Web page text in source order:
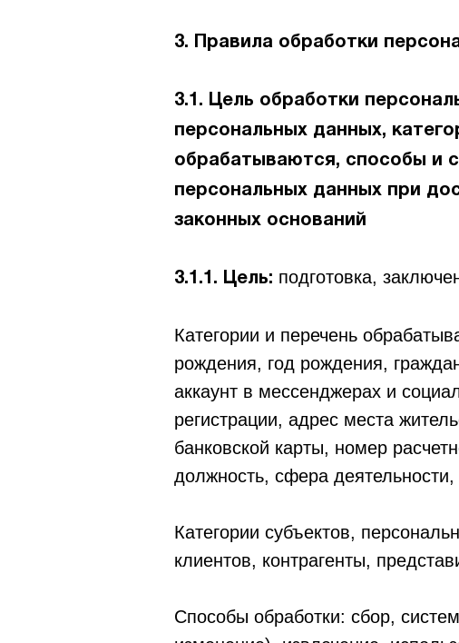
3. Правила обработки
3.1. Цель обработки
персональных данных,
обрабатываются, способы и
персональных данных при
законных оснований
3.1.1. Цель: подготовка,
Категории и перечень
рождения, год рождения,
аккаунт в мессенджерах и
регистрации, адрес места
банковской карты, номер
должность, сфера
Категории субъектов,
клиентов, контрагенты,
Способы обработки: сбор,